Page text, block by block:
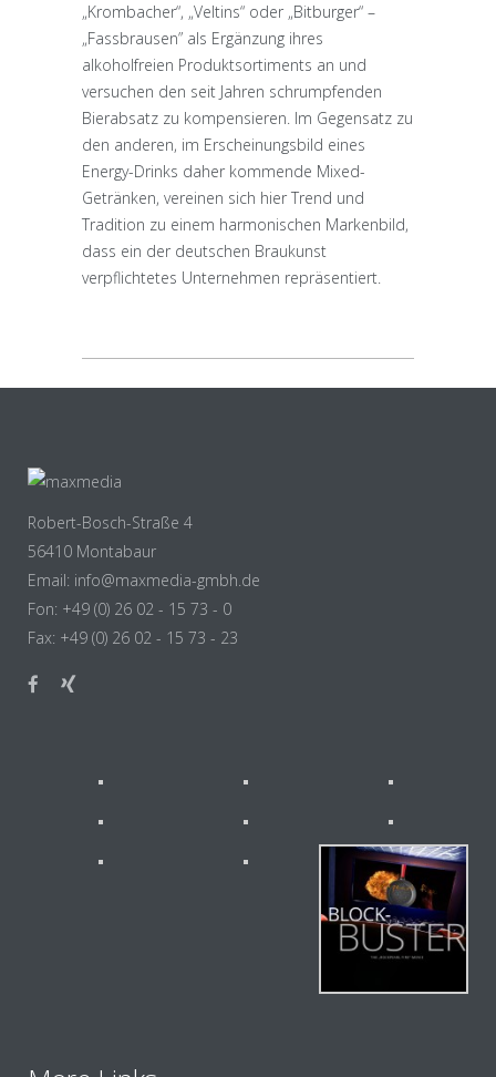
„Krombacher“, „Veltins“ oder „Bitburger“ –
„Fassbrausen” als Ergänzung ihres
alkoholfreien Produktsortiments an und
versuchen den seit Jahren schrumpfenden
Bierabsatz zu kompensieren. Im Gegensatz zu
den anderen, im Erscheinungsbild eines
Energy-Drinks daher kommende Mixed-
Getränken, vereinen sich hier Trend und
Tradition zu einem harmonischen Markenbild,
dass ein der deutschen Braukunst
verpflichtetes Unternehmen repräsentiert.
Robert-Bosch-Straße 4
56410 Montabaur
Email: info@maxmedia-gmbh.de
Fon: +49 (0) 26 02 - 15 73 - 0
Fax: +49 (0) 26 02 - 15 73 - 23